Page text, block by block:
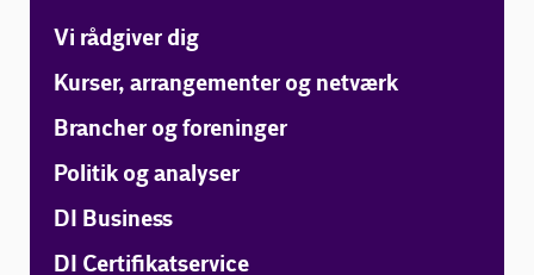
Vi rådgiver dig
Kurser, arrangementer og netværk
Brancher og foreninger
Politik og analyser
DI Business
DI Certifikatservice